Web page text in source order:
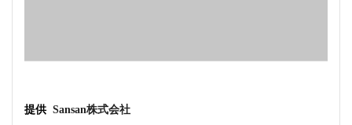
提供 Sansan株式会社